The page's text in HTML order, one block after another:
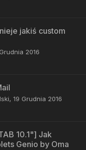
jakiś custom
2016
, 19 Grudnia 2016
10.1"] Jak
Genio by Oma